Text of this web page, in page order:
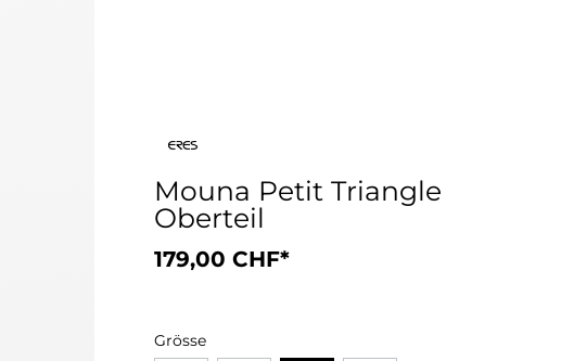
Mouna Petit Triangle
Oberteil
179,00 CHF*
Grösse